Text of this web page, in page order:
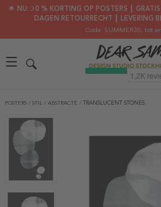
🌟 NU: 30 % KORTING OP POSTERS ┃
DAGEN RETOURRECHT ┃ LEVERING
Code: SUMMER30, tot
POSTERS / STIL / ABSTRACTE / TRANSLUCENT STONES